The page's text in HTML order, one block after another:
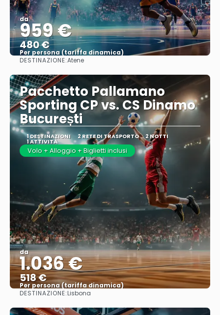
da
959 €
480 €
Per persona (tariffa dinamica)
DESTINAZIONE:Atene
Pacchetto Pallamano
Sporting CP vs. CS Dinamo
București
1 DESTINAZIONI 2 RETE DI TRASPORTO 2 NOTTI
1 ATTIVITÀ
Volo + Alloggio + Biglietti inclusi
da
1.036 €
518 €
Per persona (tariffa dinamica)
Vedere di più
DESTINAZIONE:Lisbona